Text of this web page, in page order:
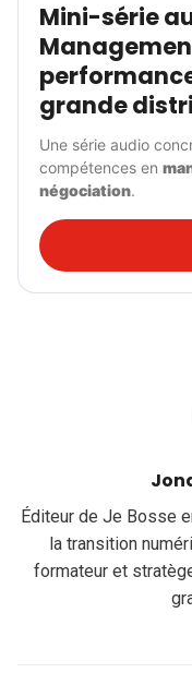
Mini-série
grande
Une série audio
compétences en
négociation.
Éditeur de Je Bosse
la transition
formateur et